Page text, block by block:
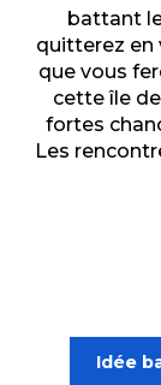
battant
quitterez en
que vous
cette île
fortes
Les
Idée